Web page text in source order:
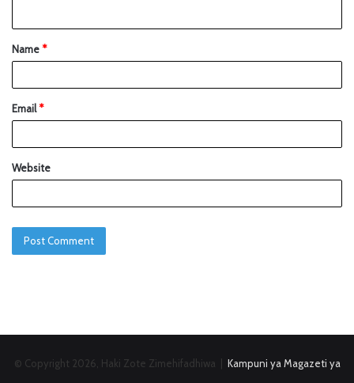
Name*
Email*
Website
© Copyright 2026, Haki Zote Zimehifadhiwa | Kampuni ya Magazeti ya